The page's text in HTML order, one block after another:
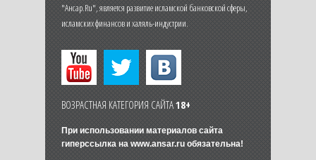
"Ансар.Ru", является развитие исламской банковской сферы,
исламских финансов и халяль-индустрии.
ВОЗРАСТНАЯ КАТЕГОРИЯ САЙТА18+
При использовании материалов сайта
гиперссылка на www.ansar.ruобязательна!